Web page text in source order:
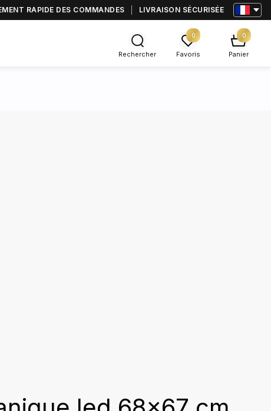
RAPIDE DES COMMANDES LIVRAISON SÉCURISÉE
Rechercher
0
Favoris
0
Panier